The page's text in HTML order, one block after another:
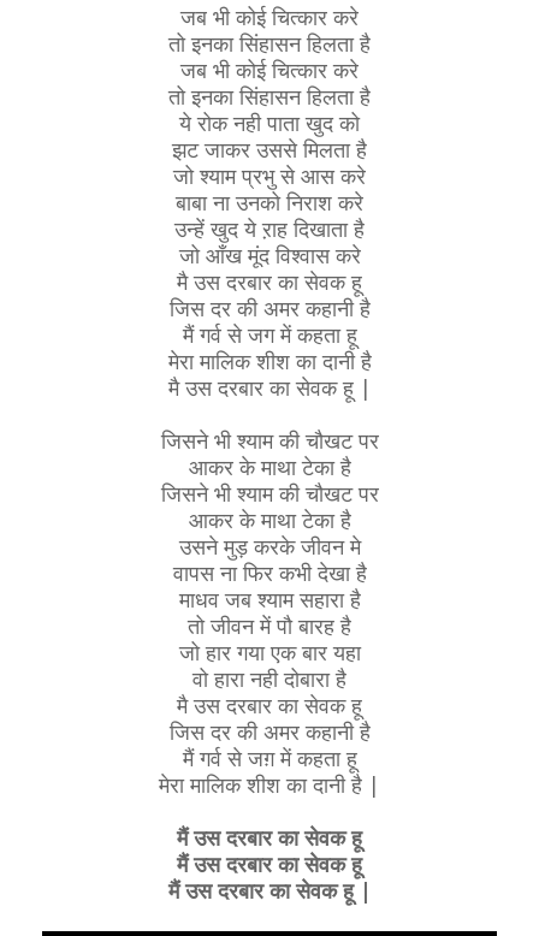
जब भी कोई चित्कार करे
तो इनका सिंहासन हिलता है
जब भी कोई चित्कार करे
तो इनका सिंहासन हिलता है
ये रोक नही पाता खुद को
झट जाकर उससे मिलता है
जो श्याम प्रभु से आस करे
बाबा ना उनको निराश करे
उन्हें खुद ये ऱाह दिखाता है
जो आँख मूंद विश्वास करे
मै उस दरबार का सेवक हू
जिस दर की अमर कहानी है
मैं गर्व से जग में कहता हू
मेरा मालिक शीश का दानी है
मै उस दरबार का सेवक हू |
जिसने भी श्याम की चौखट पर
आकर के माथा टेका है
जिसने भी श्याम की चौखट पर
आकर के माथा टेका है
उसने मुड़ करके जीवन मे
वापस ना फिर कभी देखा है
माधव जब श्याम सहारा है
तो जीवन में पौ बारह है
जो हार गया एक बार यहा
वो हारा नही दोबारा है
मै उस दरबार का सेवक हू
जिस दर की अमर कहानी है
मैं गर्व से जग़ में कहता हू
मेरा मालिक शीश का दानी है |
मैं उस दरबार का सेवक हू
मैं उस दरबार का सेवक हू
मैं उस दरबार का सेवक हू |